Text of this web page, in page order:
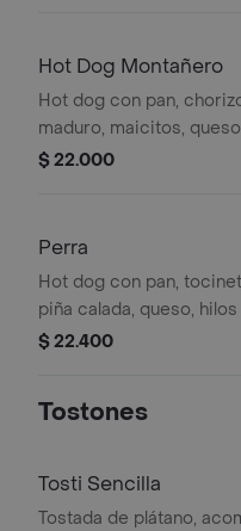
Hot Dog Montañero
Hot dog con pan,
maduro, maicitos,
papa y salsa de la casa.
$ 22.000
Perra
Hot dog con pan,
piña calada, queso,
salsa de la casa.
$ 22.400
Tostones
Tosti Sencilla
Tostada de plátano,